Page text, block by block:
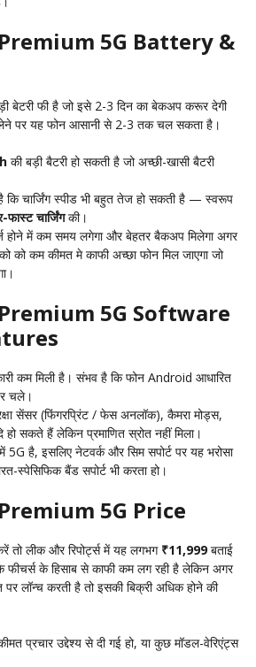
5G Battery &
बेटरी फी है जो इसे 2-3 दिन का बेकअप करूर देगी
लेने पर यह फोन आसानी से 2-3 तक चल सकता है।
की बड़ी बैटरी हो सकती है जो अच्छी-खासी बैटरी
है कि चार्जिंग स्पीड भी बहुत तेज हो सकती है — स्वरूप
चार्जिंगकी।
होने में कम समय लगेगा और बेहतर बैकअप मिलेगा अगर
को कम कीमत मे काफी अच्छा फोन मिल जाएगा जो
5G Software
कम मिली है। संभव है कि फोन Android आधारित
चले।
सेंसर (फिंगरप्रिंट / फेस अनलॉक), कैमरा मोड्स,
हो सकते हैं लेकिन प्रमाणित स्रोत नहीं मिला।
5G है, इसलिए नेटवर्क और सिम सपोर्ट पर यह भरोसा
स्पेसिफिक बैंड सपोर्ट भी करता हो।
5G Price
तो लीक और रिपोर्ट्स में यह लगभग ₹11,999 बताई
के हिसाब से काफी कम लग रही है लेकिन अगर
लॉन्च करती है तो इसकी बिक्री अधिक होने की
प्रचार उद्देश्य से दी गई हो, या कुछ मॉडल-वेरिएंट्स